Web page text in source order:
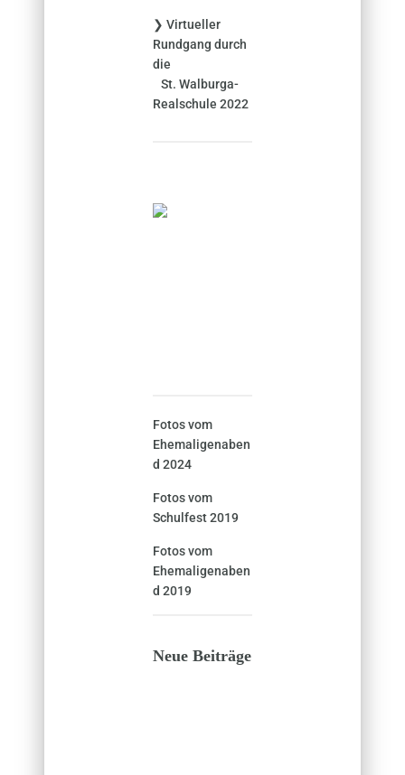
❯ Virtueller
Rundgang durch
die
St. Walburga-
Realschule 2022
Fotos vom
Ehemaligenaben
d 2024
Fotos vom
Schulfest 2019
Fotos vom
Ehemaligenaben
d 2019
Neue Beiträge